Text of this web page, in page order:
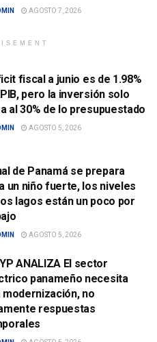
AGOSTO 7, 2026
fiscal a junio es de 1.98%
pero la inversión solo
al 30% de lo presupuestado
AGOSTO 5, 2026
de Panamá se prepara
un niño fuerte, los niveles
lagos están un poco por
AGOSTO 5, 2026
ANALIZA El sector
panameño necesita
modernización, no
respuestas